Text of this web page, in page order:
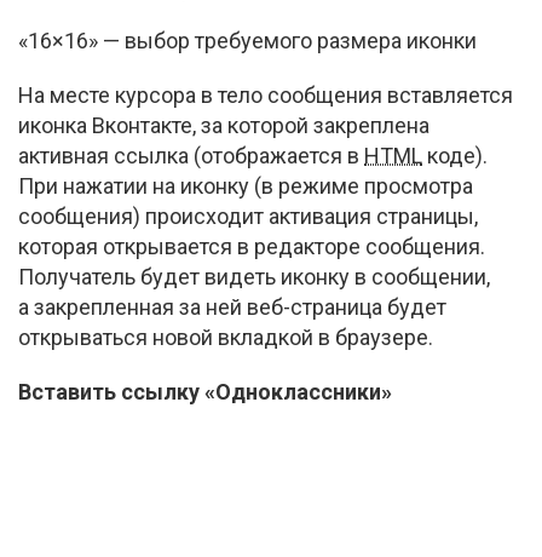
«16×16» — выбор требуемого размера иконки
На месте курсора в тело сообщения вставляется
иконка Вконтакте, за которой закреплена
активная ссылка (отображается в HTML коде).
При нажатии на иконку (в режиме просмотра
сообщения) происходит активация страницы,
которая открывается в редакторе сообщения.
Получатель будет видеть иконку в сообщении,
а закрепленная за ней веб-страница будет
открываться новой вкладкой в браузере.
Вставить ссылку «Одноклассники»